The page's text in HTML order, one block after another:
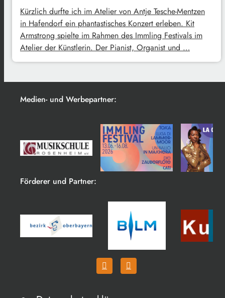
Kürzlich durfte ich im Atelier von Antje Tesche-Mentzen
in Hafendorf ein phantastisches Konzert erleben. Kit
Armstrong spielte im Rahmen des Immling Festivals im
Atelier der Künstlerin. Der Pianist, Organist und …
Medien- und Werbepartner:
Förderer und Partner: